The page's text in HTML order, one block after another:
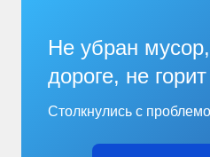
Не убран
дороге, не
Столкнулись с